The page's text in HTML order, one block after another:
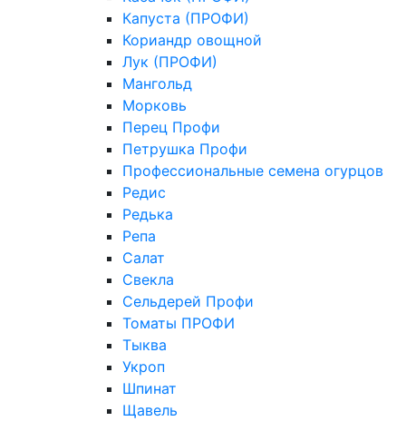
Капуста (ПРОФИ)
Кориандр овощной
Лук (ПРОФИ)
Мангольд
Морковь
Перец Профи
Петрушка Профи
Профессиональные семена огурцов
Редис
Редька
Репа
Салат
Свекла
Сельдерей Профи
Томаты ПРОФИ
Тыква
Укроп
Шпинат
Щавель